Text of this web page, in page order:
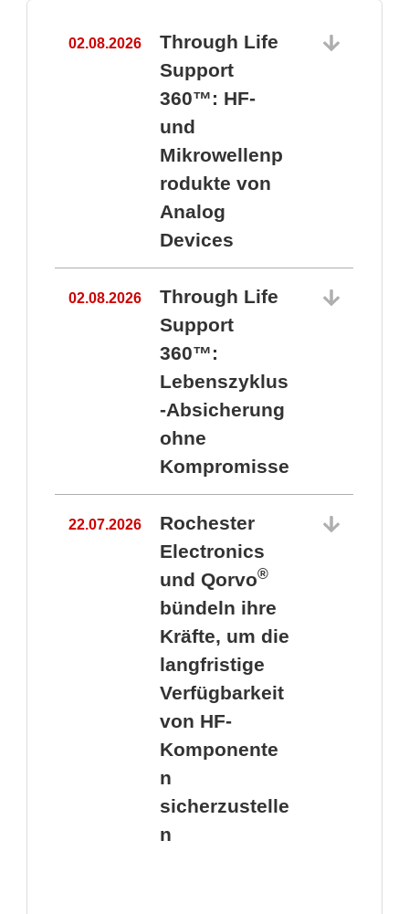
02.08.2026
Through Life
Support
360™: HF-
und
Mikrowellenp
rodukte von
Analog
Devices
02.08.2026
Through Life
Support
360™:
Lebenszyklus
-Absicherung
ohne
Kompromisse
22.07.2026
Rochester
Electronics
und Qorvo®
bündeln ihre
Kräfte, um die
langfristige
Verfügbarkeit
von HF-
Komponente
n
sicherzustelle
n